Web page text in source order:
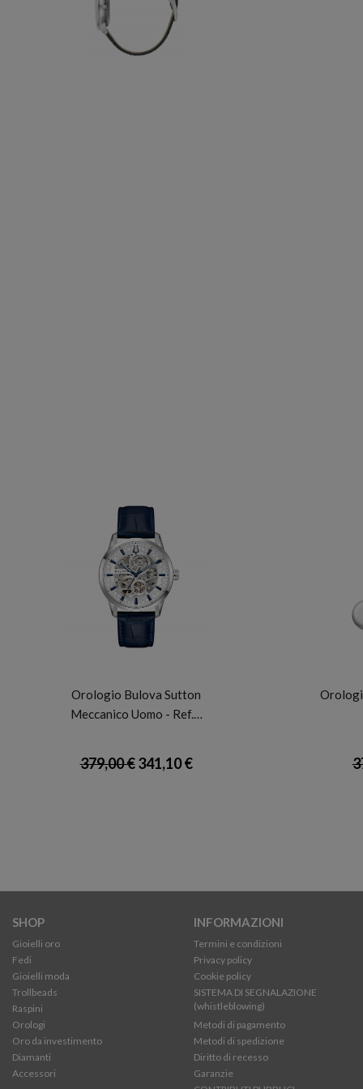
Orologio Bulova Sutton
Meccanico Uomo - Ref.…
379,00 €341,10 €
SHOP
Gioielli oro
Fedi
Gioielli moda
Trollbeads
Raspini
Orologi
Oro da investimento
Diamanti
Accessori
INFORMAZIONI
Termini e condizioni
Privacy policy
Cookie policy
SISTEMA DI SEGNALAZIONE
(whistleblowing)
Metodi di pagamento
Metodi di spedizione
Diritto di recesso
Garanzie